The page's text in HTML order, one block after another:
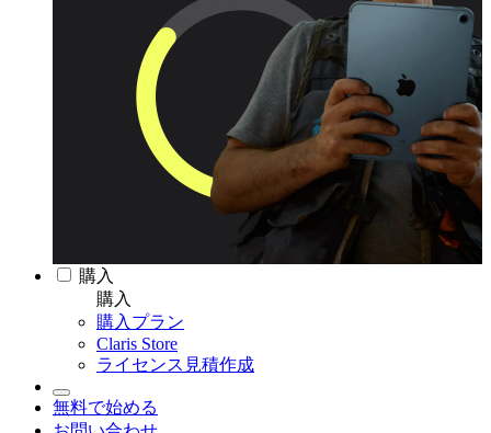
購入
購入
購入プラン
Claris Store
ライセンス見積作成
無料で始める